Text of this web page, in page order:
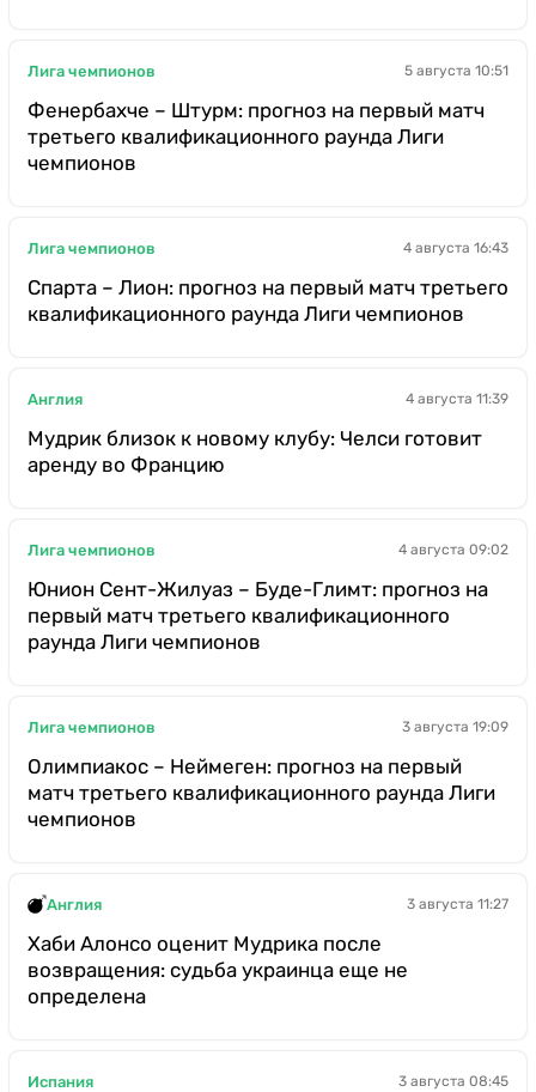
Лига чемпионов 5 августа 10:51
Фенербахче – Штурм: прогноз на первый матч
третьего квалификационного раунда Лиги
чемпионов
Лига чемпионов 4 августа 16:43
Спарта – Лион: прогноз на первый матч третьего
квалификационного раунда Лиги чемпионов
Англия 4 августа 11:39
Мудрик близок к новому клубу: Челси готовит
аренду во Францию
Лига чемпионов 4 августа 09:02
Юнион Сент-Жилуаз – Буде-Глимт: прогноз на
первый матч третьего квалификационного
раунда Лиги чемпионов
Лига чемпионов 3 августа 19:09
Олимпиакос – Неймеген: прогноз на первый
матч третьего квалификационного раунда Лиги
чемпионов
Англия 3 августа 11:27
Хаби Алонсо оценит Мудрика после
возвращения: судьба украинца еще не
определена
Испания 3 августа 08:45